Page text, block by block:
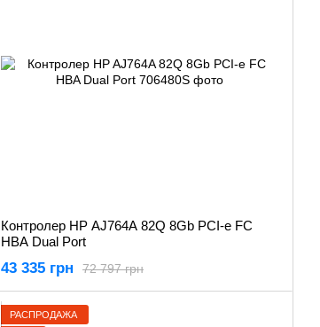
Контролер HP AJ764A 82Q 8Gb PCI-e FC
HBA Dual Port
72 797 грн
43 335 грн
РАСПРОДАЖА